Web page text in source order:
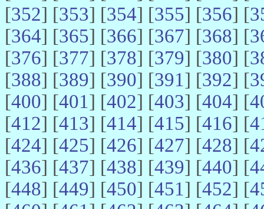
[352] [353] [354] [355] [356] [
[364] [365] [366] [367] [368] [
[376] [377] [378] [379] [380] [
[388] [389] [390] [391] [392] [
[400] [401] [402] [403] [404] [
[412] [413] [414] [415] [416] [
[424] [425] [426] [427] [428] [
[436] [437] [438] [439] [440] [
[448] [449] [450] [451] [452] [